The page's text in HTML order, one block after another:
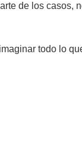
de los casos,
todo lo